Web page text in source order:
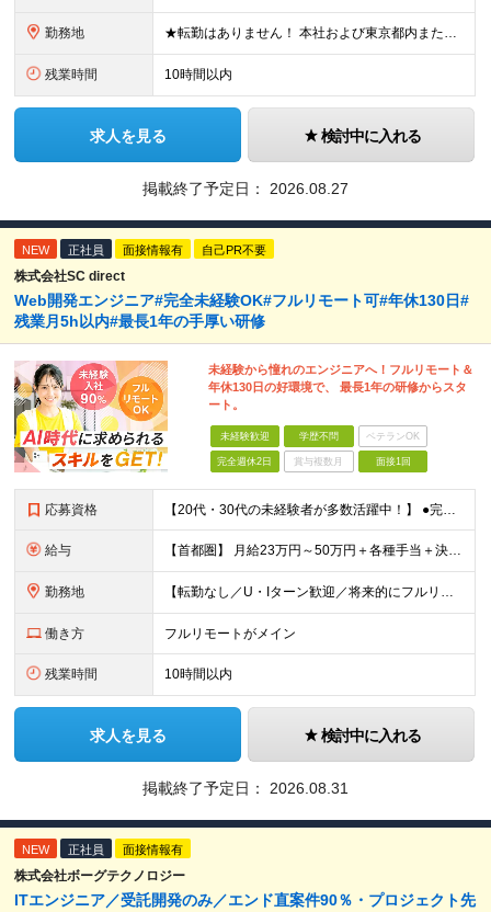
勤務地 ★転勤はありません！ 本社および東京都内または 首都圏を中心とするプロジェクト先での勤務となります。 ※勤務地選択可 ※希望は最大限考慮します ※入社後の転居を伴う転勤なし ◆本社オフィス 東京都
残業時間 10時間以内
求人を見る 検討中に入れる
掲載終了予定日： 2026.08.27
NEW 正社員 面接情報有 自己PR不要
株式会社SC direct
Web開発エンジニア#完全未経験OK#フルリモート可#年休130日#
残業月5h以内#最長1年の手厚い研修
未経験から憧れのエンジニアへ！フルリモート＆
年休130日の好環境で、 最長1年の研修からスタ
ート。
未経験歓迎 学歴不問 ベテランOK
完全週休2日 賞与複数月 面接1回
応募資格 【20代・30代の未経験者が多数活躍中！】 ●完全未経験、第二新卒、既卒、フリーターの方大歓迎！ ●学歴・職歴・転職回数・ブランク一切不問 ※34歳までの方（若年層の長期キャリア形成を図るため） ★
給与 【首都圏】 月給23万円～50万円＋各種手当＋決算賞与 【大阪】 月給22万円～50万円＋各種手当＋決算賞与 【愛知】 月給21.5万円～50万円＋各種手当＋決算賞与 【福岡・宮城】 月給20万
勤務地 【転勤なし／U・Iターン歓迎／将来的にフルリモートOK】 本社（新宿区）、大阪支店、名古屋支店または東京都・神奈川県・千葉県・埼玉県・愛知県・大阪府・福岡県をはじめ、全国のプロジェクト先 ※ご希望を
働き方 フルリモートがメイン
残業時間 10時間以内
求人を見る 検討中に入れる
掲載終了予定日： 2026.08.31
NEW 正社員 面接情報有
株式会社ボーグテクノロジー
ITエンジニア／受託開発のみ／エンド直案件90％・プロジェクト先